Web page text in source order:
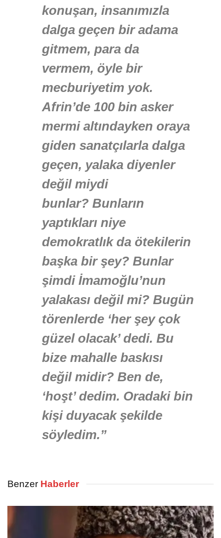
konuşan, insanımızla
dalga geçen bir adama
gitmem, para da
vermem, öyle bir
mecburiyetim yok.
Afrin’de 100 bin asker
mermi altındayken oraya
giden sanatçılarla dalga
geçen, yalaka diyenler
değil miydi
bunlar? Bunların
yaptıkları niye
demokratlık da ötekilerin
başka bir şey? Bunlar
şimdi İmamoğlu’nun
yalakası değil mi? Bugün
törenlerde ‘her şey çok
güzel olacak’ dedi. Bu
bize mahalle baskısı
değil midir? Ben de,
‘hoşt’ dedim. Oradaki bin
kişi duyacak şekilde
söyledim.”
Benzer Haberler